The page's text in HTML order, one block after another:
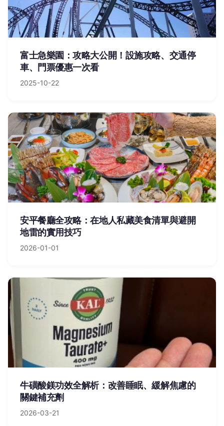
富士急樂園：攻略大公開！設施攻略、交通停
車、門票優惠一次看
2025-10-22
安平餐廳全攻略：在地人私藏美食清單與避開
地雷的實用技巧
2026-01-01
牛磺酸鎂功效全解析：改善睡眠、緩解焦慮的
關鍵補充劑
2026-03-21